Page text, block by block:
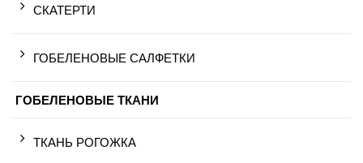
СКАТЕРТИ
ГОБЕЛЕНОВЫЕ САЛФЕТКИ
ГОБЕЛЕНОВЫЕ ТКАНИ
ТКАНЬ РОГОЖКА